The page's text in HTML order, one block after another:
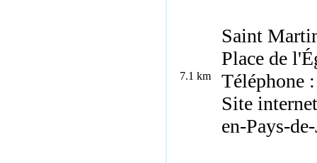
7.1 km
Saint
Place de
Téléphone
Site
en-Pays-